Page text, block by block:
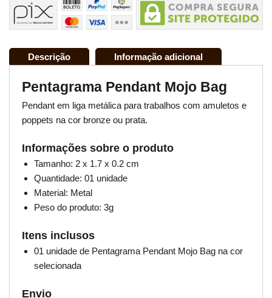
Descrição Informação adicional
Pentagrama Pendant Mojo Bag
Pendant em liga metálica para trabalhos com amuletos e
poppets na cor bronze ou prata.
Informações sobre o produto
Tamanho: 2 x 1.7 x 0.2 cm
Quantidade: 01 unidade
Material: Metal
Peso do produto: 3g
Itens inclusos
01 unidade de Pentagrama Pendant Mojo Bag na cor
selecionada
Envio